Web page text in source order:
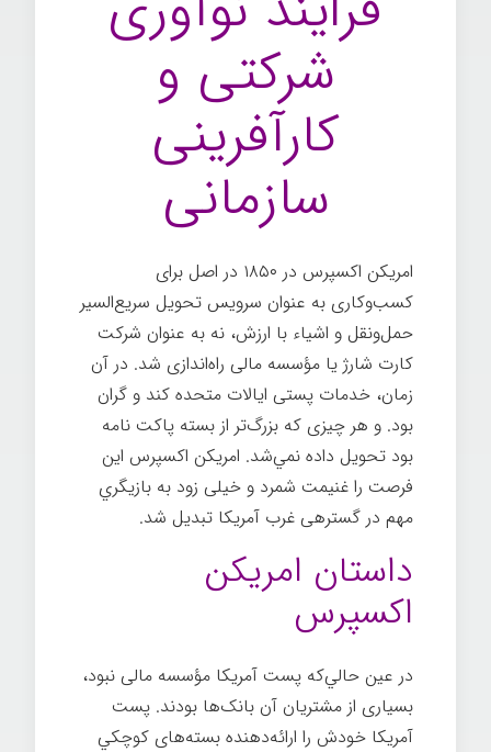
شرکتی و
کارآفرینی
سازمانی
امریكن اکسپرس در ۱۸۵۰ در اصل برای
کسب‌وکاری به عنوان سرویس تحویل سریع‌السیر
حمل‌ونقل و اشیاء با ارزش، نه به عنوان شرکت
کارت شارژ یا مؤسسه مالی راه‌اندازی شد. در آن
زمان، خدمات پستی ایالات متحده كند و گران
بود. و هر چیزی که بزرگ‌تر از بسته پاکت نامه
بود تحویل داده نمي‌شد. امریكن اکسپرس این
فرصت را غنيمت شمرد و خیلی زود به بازیگري
مهم در گستره‎ی غرب آمریکا تبدیل شد.
داستان امریکن
اکسپرس
در عين حالي‌كه پست آمریکا مؤسسه مالی نبود،
بسیاری از مشتریان آن بانک‌ها بودند. پست
آمریکا خودش را ارائه‌دهنده بسته‌های کوچکي